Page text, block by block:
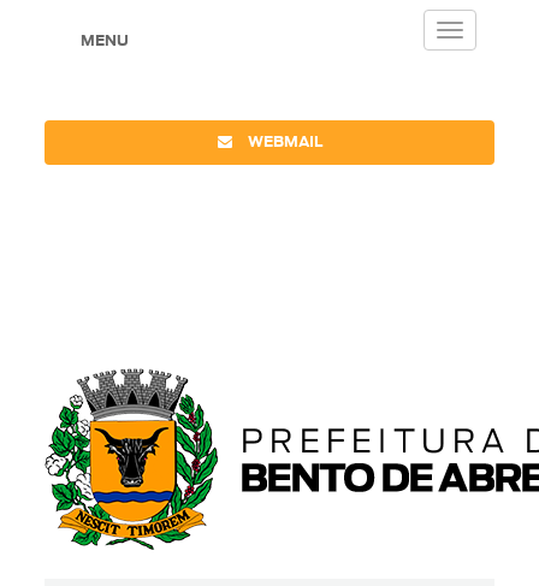
MENU
Toggle
navigation
WEBMAIL